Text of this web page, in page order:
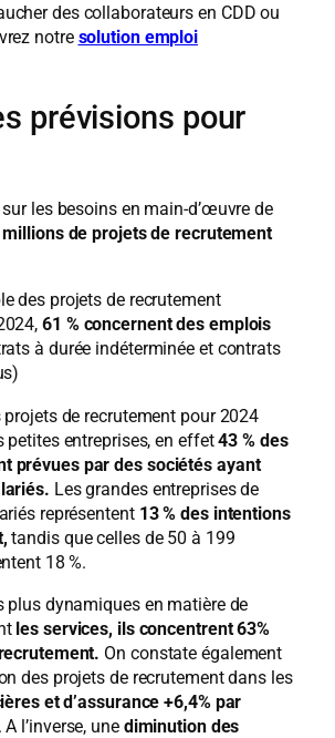
des collaborateurs en CDD ou
notre solution emploi
prévisions pour
sur les besoins en main-d’œuvre de
de projets de recrutement
des projets de recrutement
61 % concernent des emplois
à durée indéterminée et contrats
de recrutement pour 2024
petites entreprises, en effet43 % des
prévues par des sociétés ayant
Les grandes entreprises de
représentent 13 % des intentions
tandis que celles de 50 à 199
18 %.
plus dynamiques en matière de
les services, ils concentrent 63%
On constate également
des projets de recrutement dans les
et d’assurance +6,4% par
A l’inverse, une diminution des